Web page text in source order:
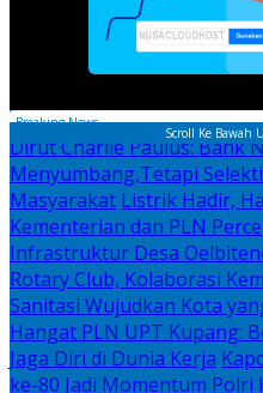
Scroll Ke
Breaking News
Dirut Charlie Paulus: Bank
Menyumbang,Tetapi
Masyarakat Listrik Hadir,
Kementerian dan PLN
Infrastruktur Desa
Rotary Club, Kolaborasi
Sanitasi Wujudkan Kota
Hangat PLN UPT Kupang:
Jaga Diri di Dunia Kerja
ke-80 Jadi Momentum